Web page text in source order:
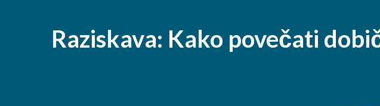
Raziskava: Kako povečati